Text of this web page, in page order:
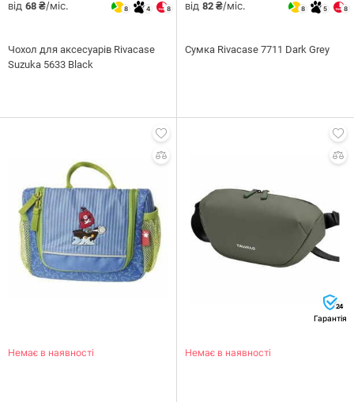
від 68 ₴/міс. 8 4 8
Чохол для аксесуарів Rivacase
Suzuka 5633 Black
від 82 ₴/міс. 8 5 8
Сумка Rivacase 7711 Dark Grey
Немає в наявності
24
Гарантія
Немає в наявності